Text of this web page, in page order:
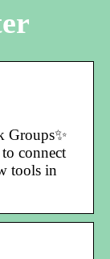
Groups✨
connect
tools in